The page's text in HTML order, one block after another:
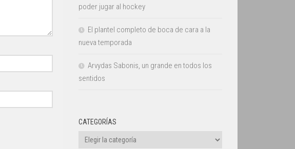
poder jugar al hockey
El plantel completo de boca de cara a la
nueva temporada
Arvydas Sabonis, un grande en todos los
sentidos
CATEGORÍAS
Categorías